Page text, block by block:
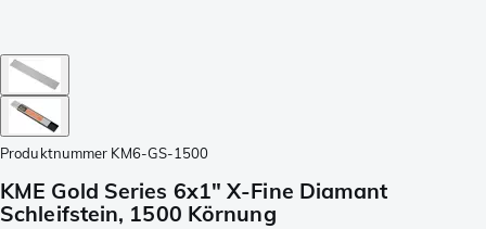
Produktnummer KM6-GS-1500
KME Gold Series 6x1" X-Fine Diamant
Schleifstein, 1500 Körnung